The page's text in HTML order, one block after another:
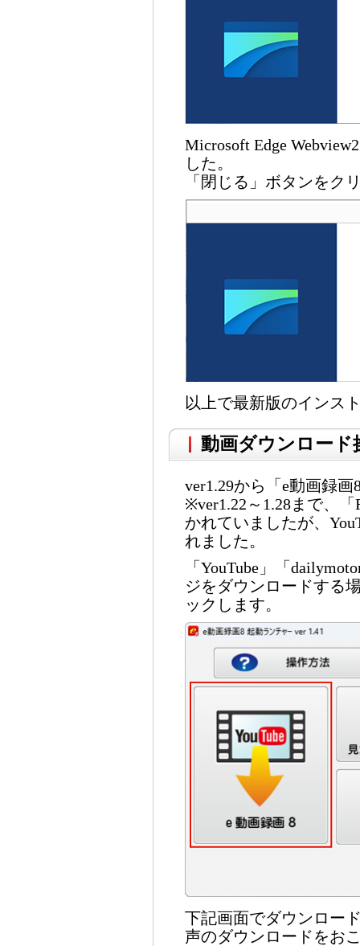
Microsoft Edge
した。
「閉じる」ボタンをク
以上で最新版のインス
動画ダウンロード
ver1.29から「e動画録
※ver1.22～1.28まで、
かれていましたが、
れました。
「YouTube」「
ジをダウンロードする
ックします。
下記画面でダウンロー
声のダウンロードをお